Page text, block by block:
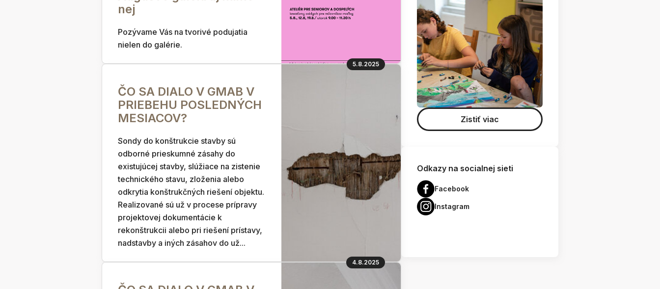
nej
Pozývame Vás na tvorivé podujatia
nielen do galérie.
5.8.2025
ČO SA DIALO V GMAB V
PRIEBEHU POSLEDNÝCH
MESIACOV?
Sondy do konštrukcie stavby sú
odborné prieskumné zásahy do
existujúcej stavby, slúžiace na zistenie
technického stavu, zloženia alebo
odkrytia konštrukčných riešení objektu.
Realizované sú už v procese prípravy
projektovej dokumentácie k
rekonštrukcii alebo pri riešení prístavy,
nadstavby a iných zásahov do už...
4.8.2025
Zistiť viac
Odkazy na socialnej sieti
Facebook
Instagram